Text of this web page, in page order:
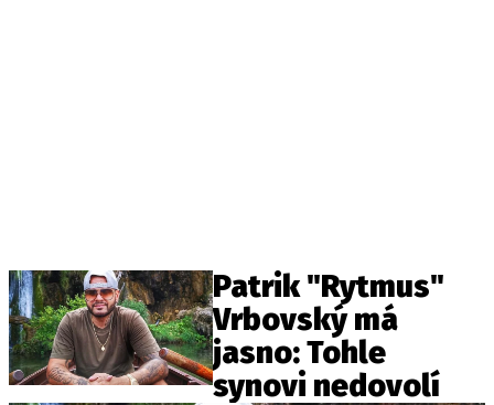
Patrik "Rytmus"
Vrbovský má
jasno: Tohle
synovi nedovolí